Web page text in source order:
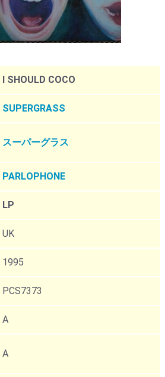
I SHOULD COCO
SUPERGRASS
スーパーグラス
PARLOPHONE
LP
UK
1995
PCS7373
A
A